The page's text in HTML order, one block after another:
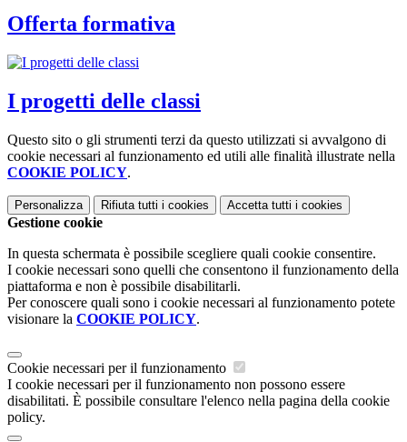
Offerta formativa
I progetti delle classi
Questo sito o gli strumenti terzi da questo utilizzati si avvalgono di
cookie necessari al funzionamento ed utili alle finalità illustrate nella
COOKIE POLICY.
Personalizza Rifiuta tutti i cookies Accetta tutti i cookies
Gestione cookie
In questa schermata è possibile scegliere quali cookie consentire.
I cookie necessari sono quelli che consentono il funzionamento della
piattaforma e non è possibile disabilitarli.
Per conoscere quali sono i cookie necessari al funzionamento potete
visionare la COOKIE POLICY.
Cookie necessari per il funzionamento
I cookie necessari per il funzionamento non possono essere
disabilitati. È possibile consultare l'elenco nella pagina della cookie
policy.